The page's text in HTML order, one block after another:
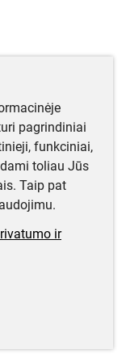
pagrindiniai
funkciniai,
toliau Jūs
Taip pat
ir